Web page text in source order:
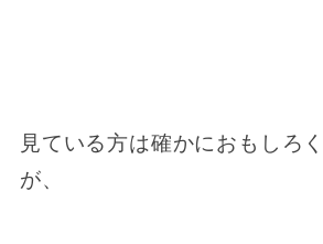
見ている方は確かにおもしろ
が、